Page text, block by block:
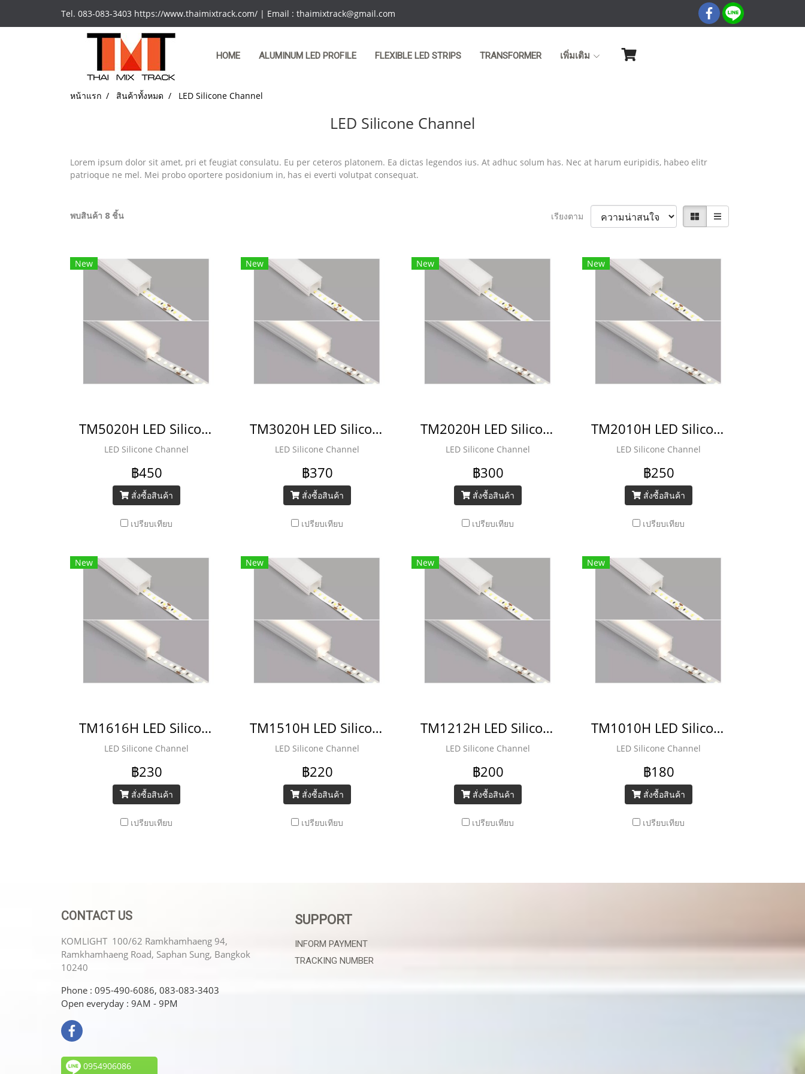
Tel. 083-083-3403 https://www.thaimixtrack.com/ | Email : thaimixtrack@gmail.com
HOME ALUMINUM LED PROFILE FLEXIBLE LED STRIPS TRANSFORMER เพิ่มเติม
หน้าแรก สินค้าทั้งหมด LED Silicone Channel
LED Silicone Channel
Lorem ipsum dolor sit amet, pri et feugiat consulatu. Eu per ceteros platonem. Ea dictas legendos ius. At adhuc solum has. Nec at harum euripidis, habeo elitr
patrioque ne mel. Mei probo oportere posidonium in, has ei everti volutpat consequat.
พบสินค้า 8 ชิ้น เรียงตาม
New
TM5020H LED Silicone Channel
LED Silicone Channel
฿450
สั่งซื้อสินค้า
เปรียบเทียบ
New
TM3020H LED Silicone Channel
LED Silicone Channel
฿370
สั่งซื้อสินค้า
เปรียบเทียบ
New
TM2020H LED Silicone Channel
LED Silicone Channel
฿300
สั่งซื้อสินค้า
เปรียบเทียบ
New
TM2010H LED Silicone Channel
LED Silicone Channel
฿250
สั่งซื้อสินค้า
เปรียบเทียบ
New
TM1616H LED Silicone Channel
LED Silicone Channel
฿230
สั่งซื้อสินค้า
เปรียบเทียบ
New
TM1510H LED Silicone Channel
LED Silicone Channel
฿220
สั่งซื้อสินค้า
เปรียบเทียบ
New
TM1212H LED Silicone Channel
LED Silicone Channel
฿200
สั่งซื้อสินค้า
เปรียบเทียบ
New
TM1010H LED Silicone Channel
LED Silicone Channel
฿180
สั่งซื้อสินค้า
เปรียบเทียบ
CONTACT US
KOMLIGHT 100/62 Ramkhamhaeng 94,
Ramkhamhaeng Road, Saphan Sung, Bangkok
10240
Phone : 095-490-6086, 083-083-3403
Open everyday : 9AM - 9PM
0954906086
SUPPORT
INFORM PAYMENT
TRACKING NUMBER